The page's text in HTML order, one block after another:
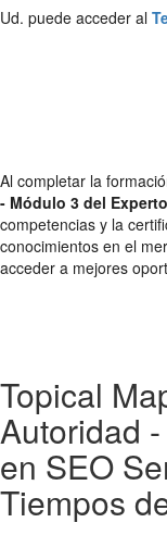
Ud. puede acceder al
Al completar la
- Módulo 3 del
competencias y la
conocimientos en el
acceder a mejores
Topical
Autoridad
en SEO
Tiempos